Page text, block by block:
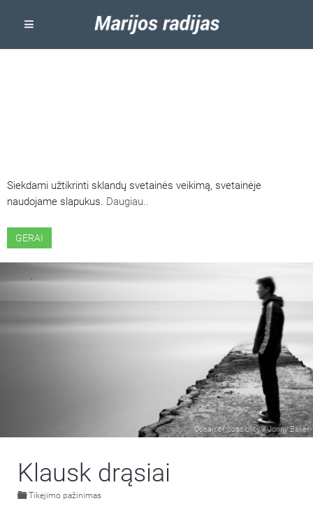
Siekdami užtikrinti sklandų svetainės veikimą, svetainėje
naudojame slapukus. Daugiau..
GERAI
Ocean of possibility /Jonny Baker
Klausk drąsiai
Tikėjimo pažinimas